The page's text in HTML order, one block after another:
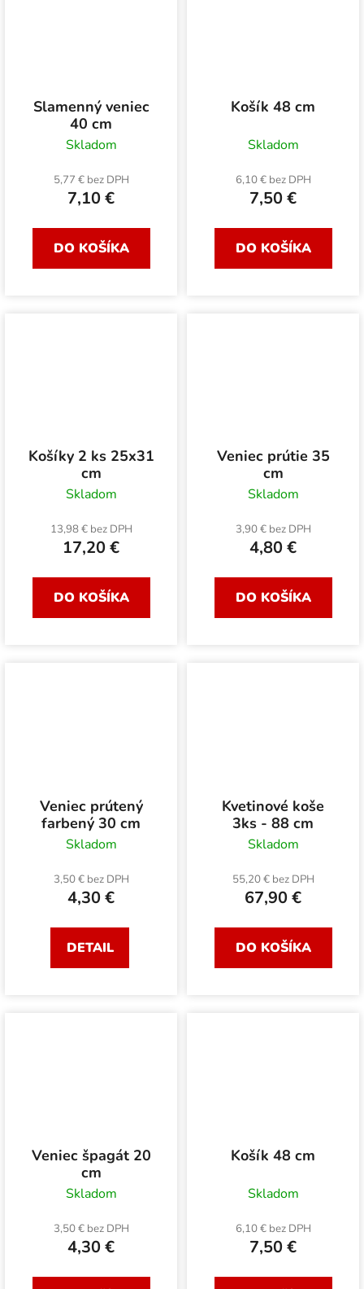
Slamenný veniec
40 cm
Skladom
5,77 € bez DPH
7,10 €
DO KOŠÍKA
Košík 48 cm
Skladom
6,10 € bez DPH
7,50 €
DO KOŠÍKA
Košíky 2 ks 25x31
cm
Skladom
13,98 € bez DPH
17,20 €
DO KOŠÍKA
Veniec prútie 35
cm
Skladom
3,90 € bez DPH
4,80 €
DO KOŠÍKA
Veniec prútený
farbený 30 cm
Skladom
3,50 € bez DPH
4,30 €
DETAIL
Kvetinové koše
3ks - 88 cm
Skladom
55,20 € bez DPH
67,90 €
DO KOŠÍKA
Veniec špagát 20
cm
Skladom
3,50 € bez DPH
4,30 €
Košík 48 cm
Skladom
6,10 € bez DPH
7,50 €